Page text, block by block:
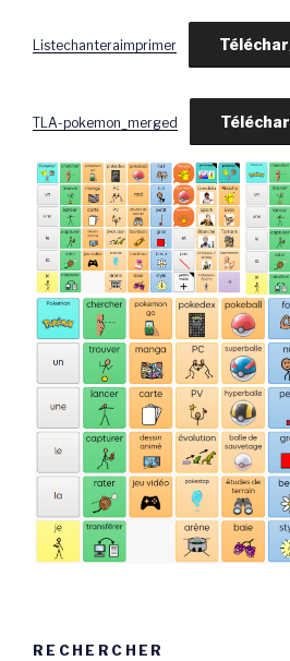
Listechanteraimprimer
TLA-pokemon_merged
RECHERCHER